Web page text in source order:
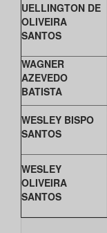
UELLINGTON DE
OLIVEIRA
SANTOS
WAGNER
AZEVEDO
BATISTA
WESLEY BISPO
SANTOS
WESLEY
OLIVEIRA
SANTOS